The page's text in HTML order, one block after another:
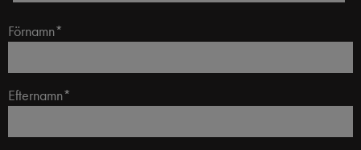
Förnamn*
Efternamn*